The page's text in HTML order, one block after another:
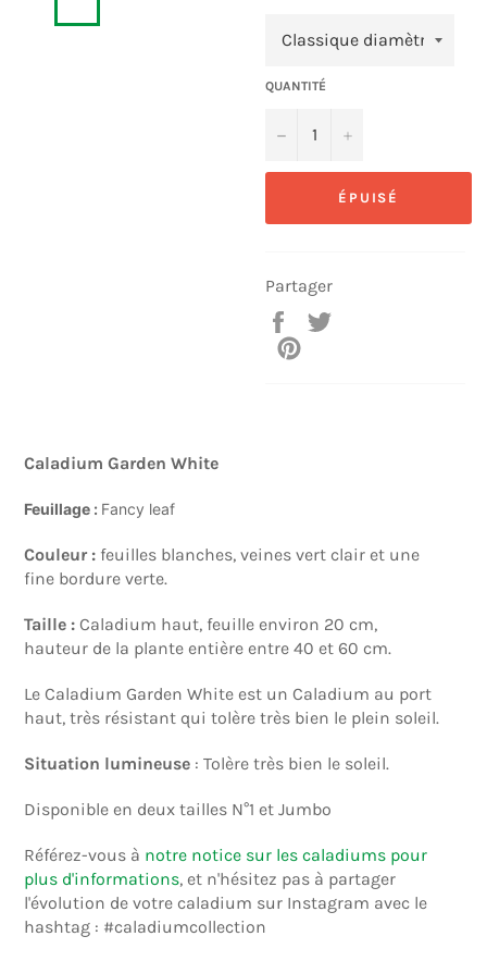
QUANTITÉ
− +
ÉPUISÉ
Partager
Partager
sur
Caladium Garden White
Feuillage : Fancy leaf
Couleur : feuilles blanches, veines vert clair et une
fine bordure verte.
Taille : Caladium haut, feuille environ 20 cm,
hauteur de la plante entière entre 40 et 60 cm.
Le Caladium Garden White est un Caladium au port
haut, très résistant qui tolère très bien le plein soleil.
Situation lumineuse : Tolère très bien le soleil.
Disponible en deux tailles N°1 et Jumbo
Référez-vous à notre notice sur les caladiums pour
plus d'informations, et n'hésitez pas à partager
l'évolution de votre caladium sur Instagram avec le
hashtag : #caladiumcollection